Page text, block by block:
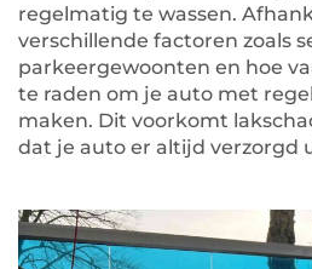
regelmatig te wassen.
verschillende factoren zoals
parkeergewoonten en hoe
te raden om je auto met
maken. Dit voorkomt
dat je auto er altijd verzorgd